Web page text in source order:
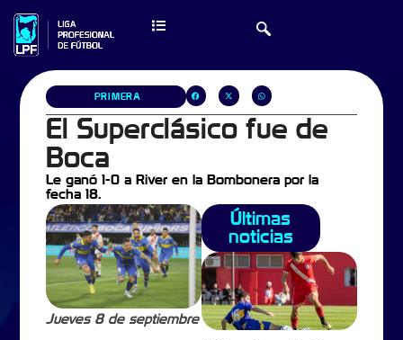
PRIMERA
El Superclásico fue de
Boca
Le ganó 1-0 a River en la Bombonera por la
fecha 18.
Jueves 8 de septiembre
Últimas
noticias